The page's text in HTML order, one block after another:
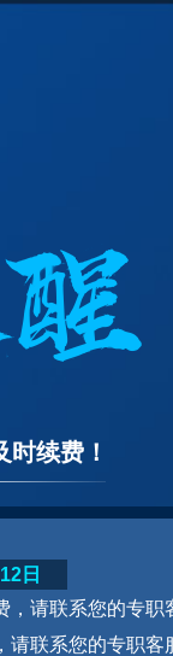
续费！
，请联系您的专职
请联系您的专职客
日